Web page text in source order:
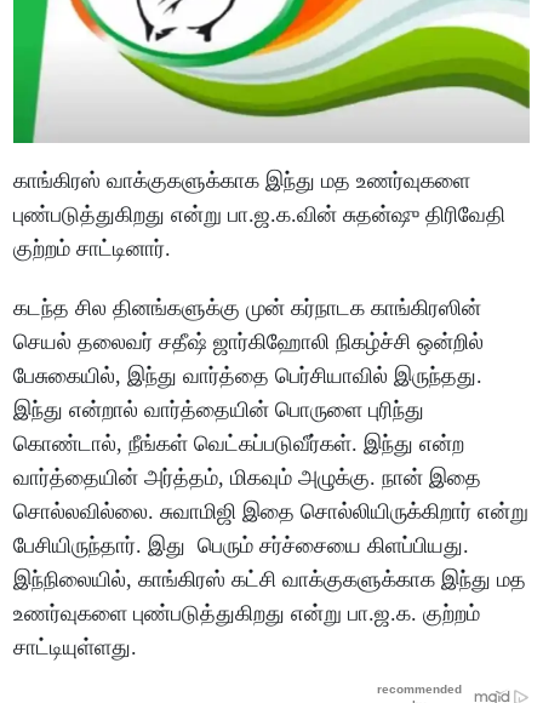
காங்கிரஸ் வாக்குகளுக்காக இந்து மத உணர்வுகளை
புண்படுத்துகிறது என்று பா.ஜ.க.வின் சுதன்ஷு திரிவேதி
குற்றம் சாட்டினார்.
கடந்த சில தினங்களுக்கு முன் கர்நாடக காங்கிரஸின்
செயல் தலைவர் சதீஷ் ஜார்கிஹோலி நிகழ்ச்சி ஒன்றில்
பேசுகையில், இந்து வார்த்தை பெர்சியாவில் இருந்தது.
இந்து என்றால் வார்த்தையின் பொருளை புரிந்து
கொண்டால், நீங்கள் வெட்கப்படுவீர்கள். இந்து என்ற
வார்த்தையின் அர்த்தம், மிகவும் அழுக்கு. நான் இதை
சொல்லவில்லை. சுவாமிஜி இதை சொல்லியிருக்கிறார் என்று
பேசியிருந்தார். இது பெரும் சர்ச்சையை கிளப்பியது.
இந்நிலையில், காங்கிரஸ் கட்சி வாக்குகளுக்காக இந்து மத
உணர்வுகளை புண்படுத்துகிறது என்று பா.ஜ.க. குற்றம்
சாட்டியுள்ளது.